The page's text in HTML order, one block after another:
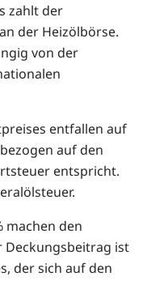
zahlt der
der Heizölbörse.
von der
entfallen auf
auf den
entspricht.
machen den
Deckungsbeitrag ist
der sich auf den